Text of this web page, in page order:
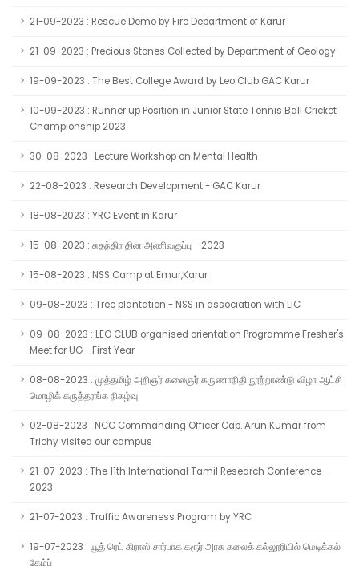
21-09-2023 : Rescue Demo by Fire Department of Karur
21-09-2023 : Precious Stones Collected by Department of Geology
19-09-2023 : The Best College Award by Leo Club GAC Karur
10-09-2023 : Runner up Position in Junior State Tennis Ball Cricket
Championship 2023
30-08-2023 : Lecture Workshop on Mental Health
22-08-2023 : Research Development - GAC Karur
18-08-2023 : YRC Event in Karur
15-08-2023 : சுதந்திர தின அணிவகுப்பு - 2023
15-08-2023 : NSS Camp at Emur,Karur
09-08-2023 : Tree plantation - NSS in association with LIC
09-08-2023 : LEO CLUB organised orientation Programme Fresher's
Meet for UG - First Year
08-08-2023 : முத்தமிழ் அறிஞர் கலைஞர் கருணாநிதி நூற்றாண்டு விழா ஆட்சி
மொழிக் கருத்தரங்க நிகழ்வு
02-08-2023 : NCC Commanding Officer Cap. Arun Kumar from
Trichy visited our campus
21-07-2023 : The 11th International Tamil Research Conference -
2023
21-07-2023 : Traffic Awareness Program by YRC
19-07-2023 : யூத் ரெட் கிராஸ் சார்பாக கரூர் அரசு கலைக் கல்லூரியில் மெடிக்கல்
கேம்ப்